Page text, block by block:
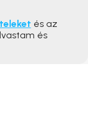
és az
és